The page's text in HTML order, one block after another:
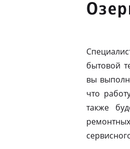
бытовой
вы
что
также